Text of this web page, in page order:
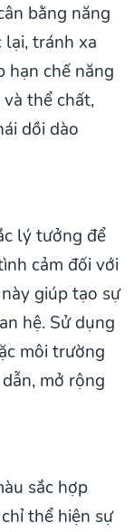
bằng năng
lại, tránh xa
hạn chế năng
thể chất,
dồi dào
lý tưởng để
cảm đối với
giúp tạo sự
hệ. Sử dụng
môi trường
mở rộng
sắc hợp
thể hiện sự